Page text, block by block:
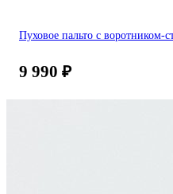
Пуховое пальто с воротником-
9 990 ₽